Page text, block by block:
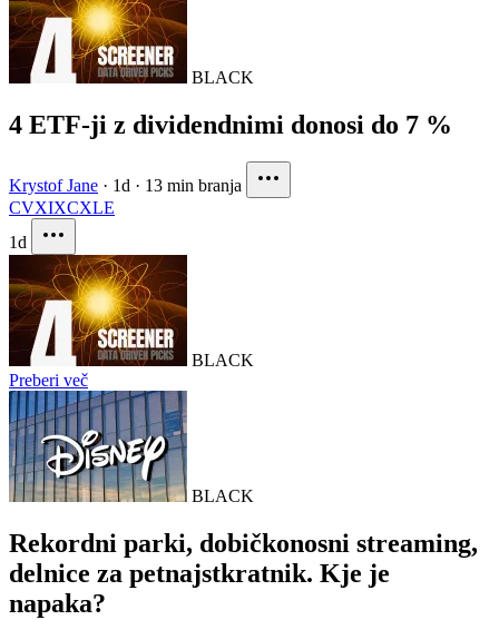
BLACK
4 ETF-ji z dividendnimi donosi do 7 %
Krystof Jane · 1d · 13 min branja
CVXIXCXLE
1d
BLACK
Preberi več
BLACK
Rekordni parki, dobičkonosni streaming,
delnice za petnajstkratnik. Kje je
napaka?